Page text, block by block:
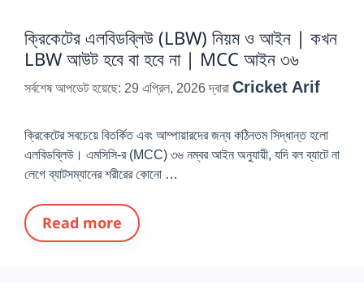
ক্রিকেটের এলবিডব্লিউ (LBW) নিয়ম ও আইন | কখন
LBW আউট হবে বা হবে না | MCC আইন ৩৬
সর্বশেষ আপডেট হয়েছে: 29 এপ্রিল, 2026দ্বারা Cricket Arif
ক্রিকেটের সবচেয়ে বিতর্কিত এবং আম্পায়ারদের জন্য কঠিনতম সিদ্ধান্ত হলো
এলবিডব্লিউ। এমসিসি-র (MCC) ৩৬ নম্বর আইন অনুযায়ী, যদি বল ব্যাটে না
লেগে ব্যাটসম্যানের শরীরের কোনো …
Read more